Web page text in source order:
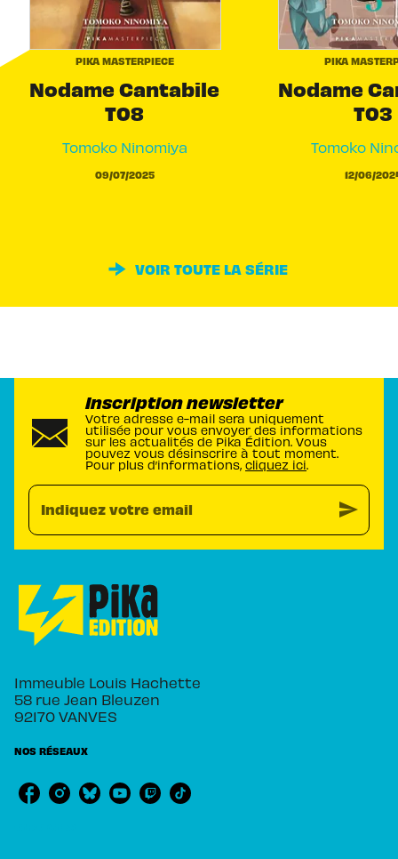
PIKA MASTERPIECE
Nodame Cantabile
T08
Tomoko Ninomiya
09/07/2025
PIKA
Nodame
T03
Tomoko
12/06/
VOIR TOUTE LA SÉRIE
Inscription newsletter
Votre adresse e-mail sera uniquement
utilisée pour vous envoyer des informations
sur les actualités de Pika Édition. Vous
pouvez vous désinscrire à tout moment.
Pour plus d’informations, cliquez ici.
Indiquez votre email send
Immeuble Louis Hachette
58 rue Jean Bleuzen
92170 VANVES
NOS RÉSEAUX